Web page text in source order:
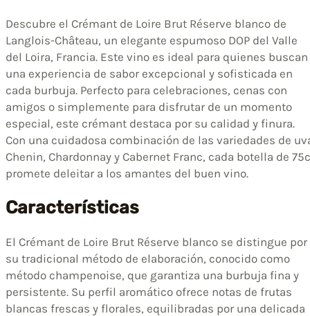
Descubre el Crémant de Loire Brut Réserve blanco de
Langlois-Château, un elegante espumoso DOP del Valle
del Loira, Francia. Este vino es ideal para quienes buscan
una experiencia de sabor excepcional y sofisticada en
cada burbuja. Perfecto para celebraciones, cenas con
amigos o simplemente para disfrutar de un momento
especial, este crémant destaca por su calidad y finura.
Con una cuidadosa combinación de las variedades de
Chenin, Chardonnay y Cabernet Franc, cada botella de
promete deleitar a los amantes del buen vino.
Características
El Crémant de Loire Brut Réserve blanco se distingue por
su tradicional método de elaboración, conocido como
método champenoise, que garantiza una burbuja fina y
persistente. Su perfil aromático ofrece notas de frutas
blancas frescas y florales, equilibradas por una delicada